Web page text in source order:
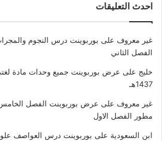
احدث التعليقات
غير معروف على بوربوينت درس النجوم
الفصل الثاني
خليج على عرض بوربوينت جميع وحدات مادة
1437هـ
غير معروف على عرض بوربوينت الفصل
مطور الفصل الاول
ابن السعودية على بوربوينت درس العواصف